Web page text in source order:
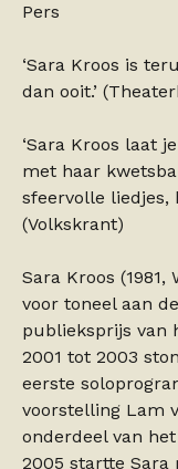
Pers
‘Sara Kroos is
dan ooit.’
‘Sara Kroos laat
met haar
sfeervolle liedjes,
(Volkskrant)
Sara Kroos
voor toneel aan
publieksprijs van
2001 tot 2003
eerste
voorstelling Lam
onderdeel van
2005 startte Sara